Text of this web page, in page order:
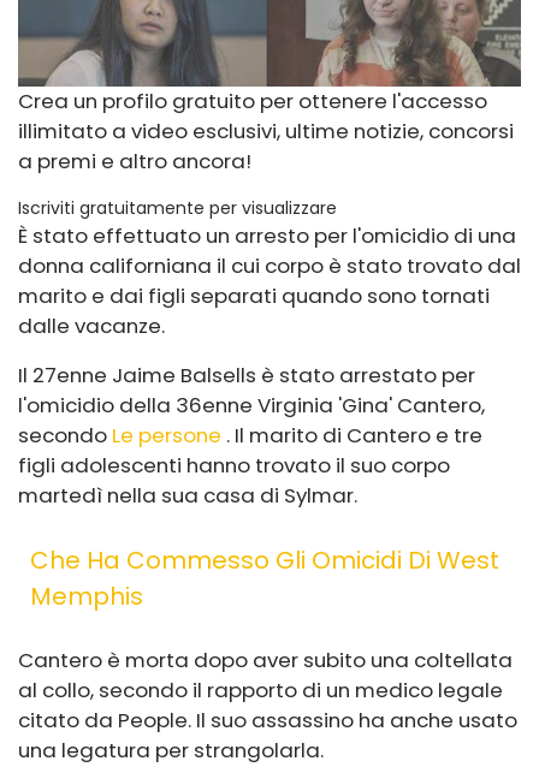
Crea un profilo gratuito per ottenere l'accesso
illimitato a video esclusivi, ultime notizie, concorsi
a premi e altro ancora!
Iscriviti gratuitamente per visualizzare
È stato effettuato un arresto per l'omicidio di una
donna californiana il cui corpo è stato trovato dal
marito e dai figli separati quando sono tornati
dalle vacanze.
Il 27enne Jaime Balsells è stato arrestato per
l'omicidio della 36enne Virginia 'Gina' Cantero,
secondo Le persone . Il marito di Cantero e tre
figli adolescenti hanno trovato il suo corpo
martedì nella sua casa di Sylmar.
Che Ha Commesso Gli Omicidi Di West
Memphis
Cantero è morta dopo aver subito una coltellata
al collo, secondo il rapporto di un medico legale
citato da People. Il suo assassino ha anche usato
una legatura per strangolarla.